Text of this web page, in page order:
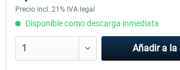
33,88 € *
Precio incl. 21% IVA legal
Disponible como descarga inmediata
Añadir a la